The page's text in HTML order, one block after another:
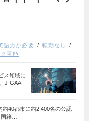
語力が必要
転勤なし
可能
ス領域に
J-GAA
40都市に約2,400名の公認
籍…